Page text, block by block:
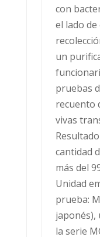
con
el lado
un
pruebas
recuento
vivas
cantidad
más del
Unidad
prueba:
japonés),
la serie